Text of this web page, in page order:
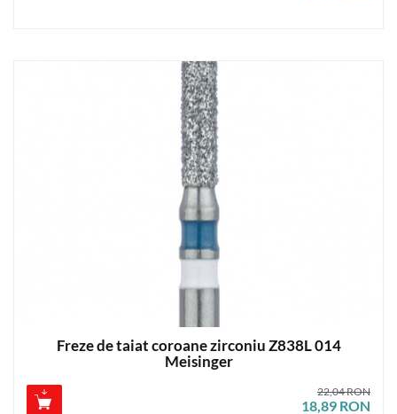
Freze de taiat coroane zirconiu Z838L 014
Meisinger
18,89 RON
22,04 RON